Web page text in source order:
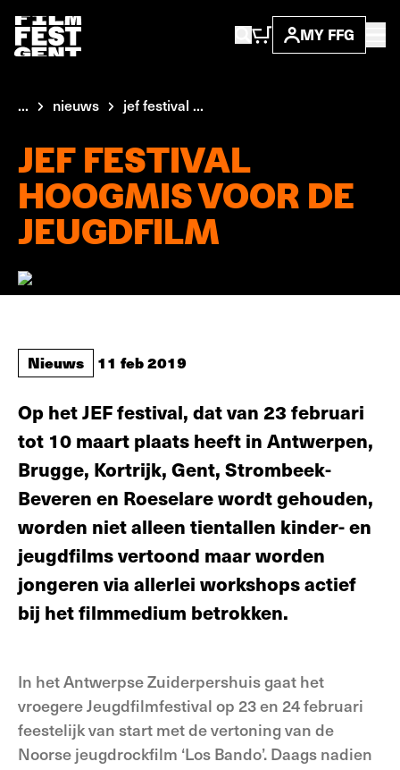
MY FFG
... nieuws jef festival ...
JEF FESTIVAL
HOOGMIS VOOR DE
JEUGDFILM
Nieuws 11 feb 2019
Op het JEF festival, dat van 23 februari
tot 10 maart plaats heeft in Antwerpen,
Brugge, Kortrijk, Gent, Strombeek-
Beveren en Roeselare wordt gehouden,
worden niet alleen tientallen kinder- en
jeugdfilms vertoond maar worden
jongeren via allerlei workshops actief
bij het filmmedium betrokken.
In het Antwerpse Zuiderpershuis gaat het
vroegere Jeugdfilmfestival op 23 en 24 februari
feestelijk van start met de vertoning van de
Noorse jeugdrockfilm ‘Los Bando’. Daags nadien